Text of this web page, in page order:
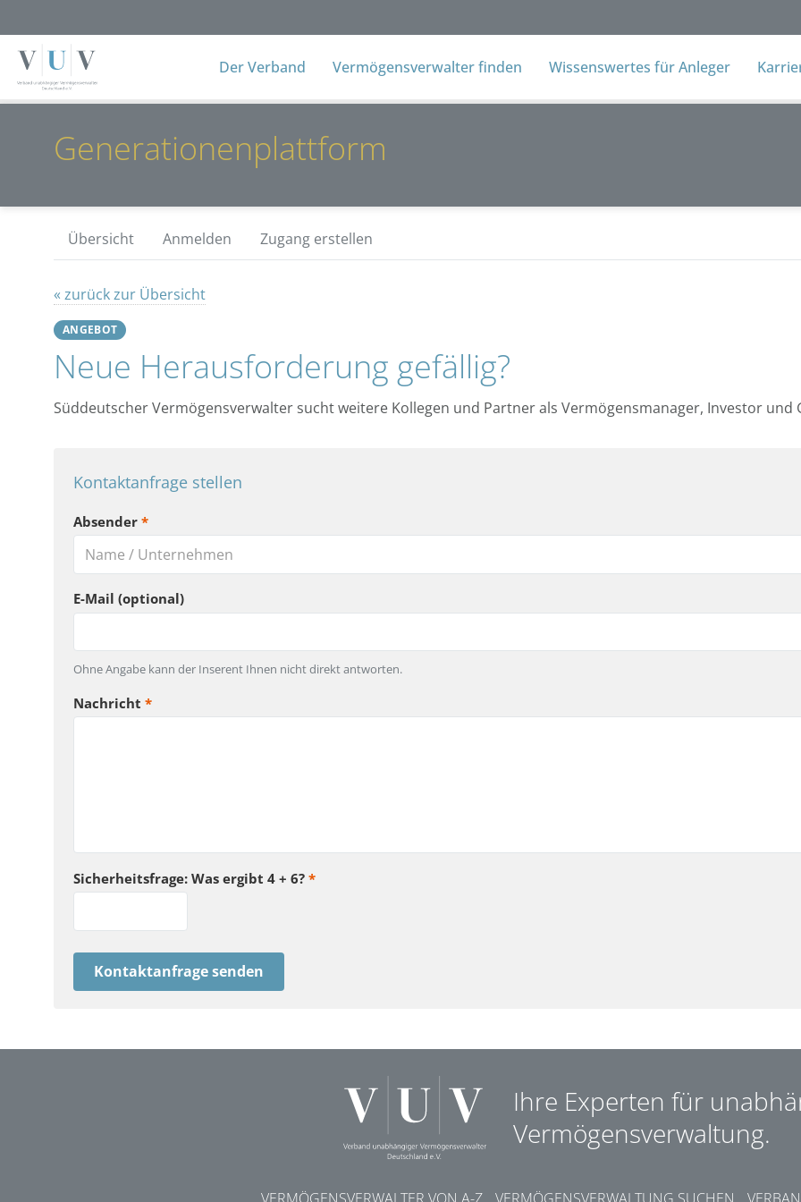
Der Verband Vermögensverwalter finden Wissenswertes für Anleger
Generationenplattform
Übersicht Anmelden Zugang erstellen
« zurück zur Übersicht
ANGEBOT
Neue Herausforderung gefällig?
Süddeutscher Vermögensverwalter sucht weitere Kollegen und Partner als Vermögensmanager, Investor und
Kontaktanfrage stellen
Absender*
E-Mail (optional)
Ohne Angabe kann der Inserent Ihnen nicht direkt antworten.
Nachricht*
Sicherheitsfrage: Was ergibt 4 + 6?*
Kontaktanfrage senden
Ihre Experten für
Vermögensverwaltung.